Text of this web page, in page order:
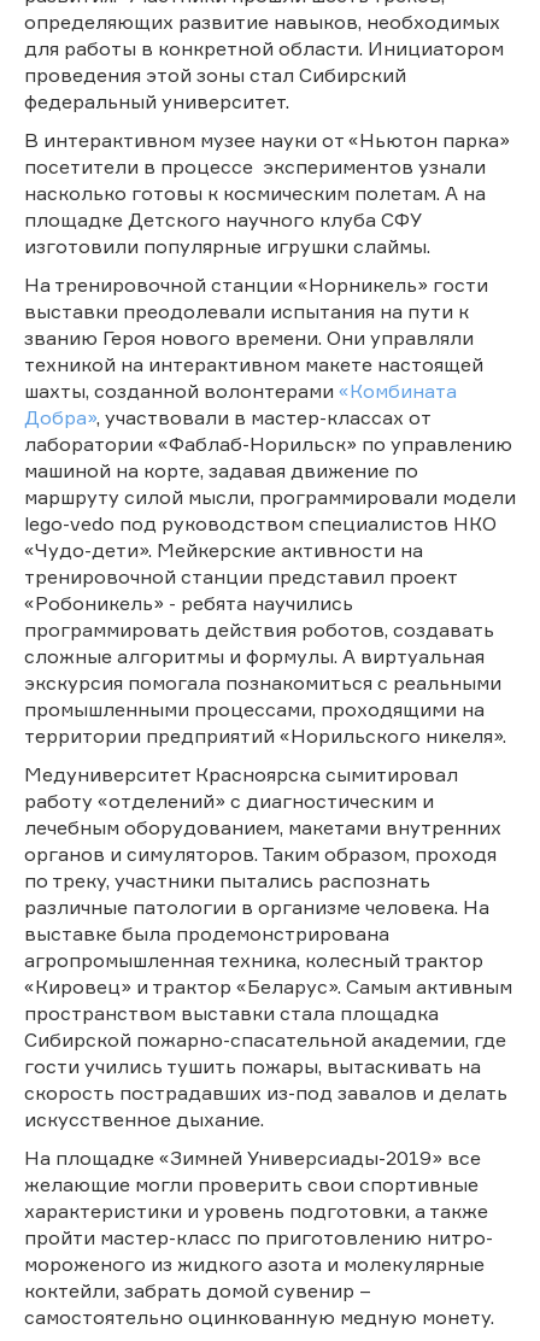
определяющих развитие навыков, необходимых
для работы в конкретной области. Инициатором
проведения этой зоны стал Сибирский
федеральный университет.
В интерактивном музее науки от «Ньютон парка»
посетители в процессе экспериментов узнали
насколько готовы к космическим полетам. А на
площадке Детского научного клуба СФУ
изготовили популярные игрушки слаймы.
На тренировочной станции «Норникель» гости
выставки преодолевали испытания на пути к
званию Героя нового времени. Они управляли
техникой на интерактивном макете настоящей
шахты, созданной волонтерами «Комбината
Добра», участвовали в мастер-классах от
лаборатории «Фаблаб-Норильск» по управлению
машиной на корте, задавая движение по
маршруту силой мысли, программировали модели
lego-vedo под руководством специалистов НКО
«Чудо-дети». Мейкерские активности на
тренировочной станции представил проект
«Робоникель» - ребята научились
программировать действия роботов, создавать
сложные алгоритмы и формулы. А виртуальная
экскурсия помогала познакомиться с реальными
промышленными процессами, проходящими на
территории предприятий «Норильского никеля».
Медуниверситет Красноярска сымитировал
работу «отделений» с диагностическим и
лечебным оборудованием, макетами внутренних
органов и симуляторов. Таким образом, проходя
по треку, участники пытались распознать
различные патологии в организме человека. На
выставке была продемонстрирована
агропромышленная техника, колесный трактор
«Кировец» и трактор «Беларус». Самым активным
пространством выставки стала площадка
Сибирской пожарно-спасательной академии, где
гости учились тушить пожары, вытаскивать на
скорость пострадавших из-под завалов и делать
искусственное дыхание.
На площадке «Зимней Универсиады-2019» все
желающие могли проверить свои спортивные
характеристики и уровень подготовки, а также
пройти мастер-класс по приготовлению нитро-
мороженого из жидкого азота и молекулярные
коктейли, забрать домой сувенир –
самостоятельно оцинкованную медную монету.